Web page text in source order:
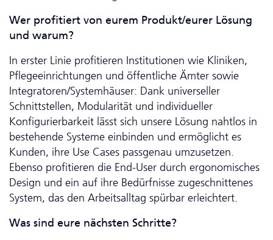
Wer profitiert von eurem Produkt/eurer Lösung
und warum?
In erster Linie profitieren Institutionen wie Kliniken,
Pflegeeinrichtungen und öffentliche Ämter sowie
Integratoren/Systemhäuser: Dank universeller
Schnittstellen, Modularität und individueller
Konfigurierbarkeit lässt sich unsere Lösung nahtlos in
bestehende Systeme einbinden und ermöglicht es
Kunden, ihre Use Cases passgenau umzusetzen.
Ebenso profitieren die End-User durch ergonomisches
Design und ein auf ihre Bedürfnisse zugeschnittenes
System, das den Arbeitsalltag spürbar erleichtert.
Was sind eure nächsten Schritte?